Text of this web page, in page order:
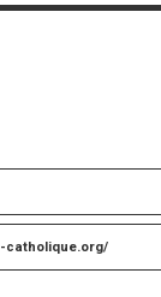
catholique.org/